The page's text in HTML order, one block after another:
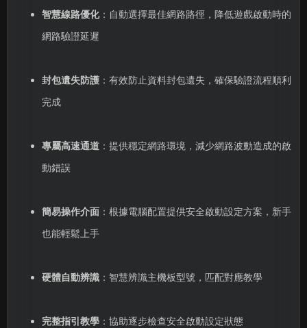
智慧線路優化：自動選擇最佳網路路徑，降低遊戲啟動時的
網路驗證延遲
封包遺失防護：有效防止資料封包遺失，確保驗證流程順利
完成
專屬高速通道：提供穩定網路環境，減少網路波動造成的啟
動錯誤
簡易操作介面：根據電腦配置提供安全啟動設定方案，新手
也能輕鬆上手
硬體自動辨識：智慧辨識主機板型號，匹配對應教學
完整指引教學：協助逐步檢查安全啟動設定狀態